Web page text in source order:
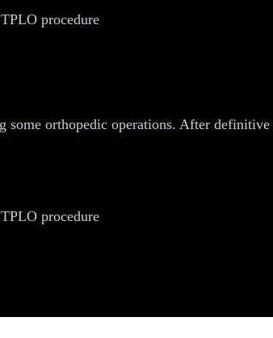
procedure
orthopedic operations. After
procedure